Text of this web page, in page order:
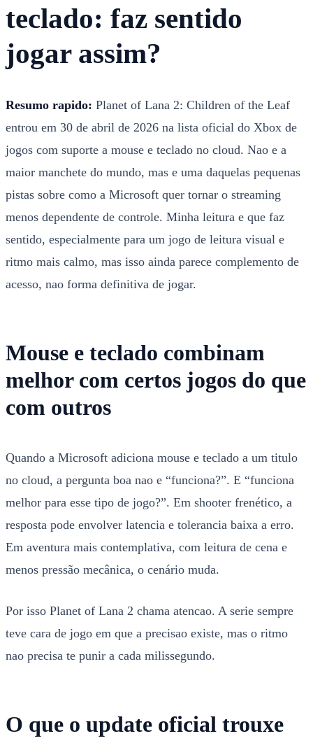
teclado: faz sentido
jogar assim?
Resumo rapido: Planet of Lana 2: Children of the Leaf
entrou em 30 de abril de 2026 na lista oficial do Xbox de
jogos com suporte a mouse e teclado no cloud. Nao e a
maior manchete do mundo, mas e uma daquelas pequenas
pistas sobre como a Microsoft quer tornar o streaming
menos dependente de controle. Minha leitura e que faz
sentido, especialmente para um jogo de leitura visual e
ritmo mais calmo, mas isso ainda parece complemento de
acesso, nao forma definitiva de jogar.
Mouse e teclado combinam
melhor com certos jogos do que
com outros
Quando a Microsoft adiciona mouse e teclado a um titulo
no cloud, a pergunta boa nao e “funciona?”. E “funciona
melhor para esse tipo de jogo?”. Em shooter frenético, a
resposta pode envolver latencia e tolerancia baixa a erro.
Em aventura mais contemplativa, com leitura de cena e
menos pressão mecânica, o cenário muda.
Por isso Planet of Lana 2 chama atencao. A serie sempre
teve cara de jogo em que a precisao existe, mas o ritmo
nao precisa te punir a cada milissegundo.
O que o update oficial trouxe